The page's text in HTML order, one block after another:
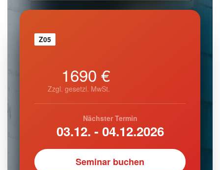
Z05
1690 €
Zzgl. gesetzl. MwSt.
Nächster Termin
03.12. - 04.12.2026
Seminar buchen